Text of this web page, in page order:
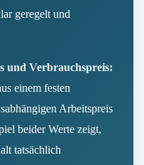
geregelt und
und Verbrauchspreis:
einem festen
Arbeitspreis
beider Werte zeigt,
tatsächlich